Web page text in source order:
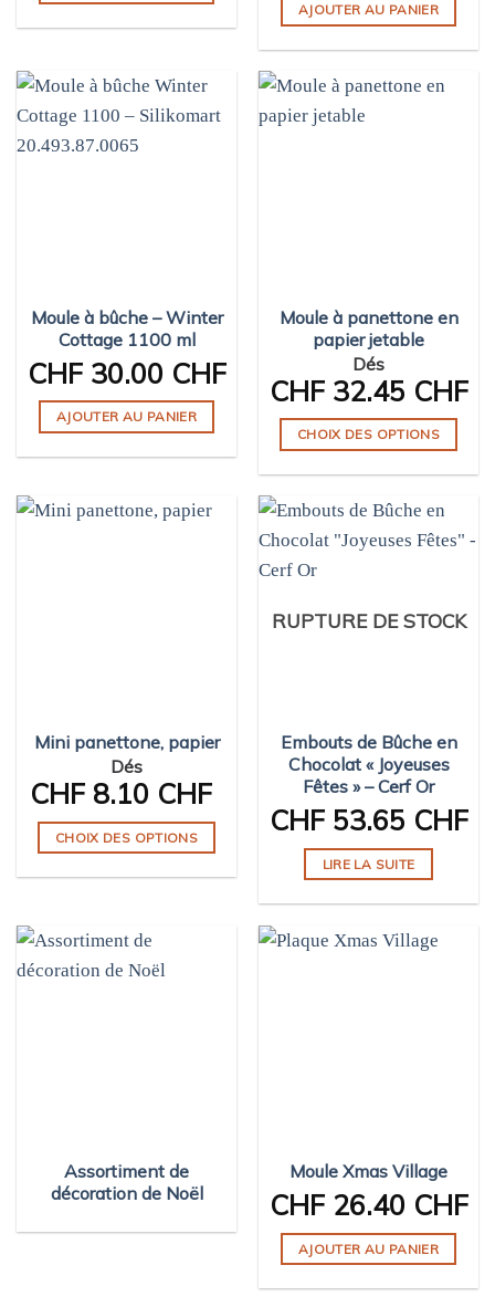
AJOUTER AU PANIER
Moule à bûche – Winter
Cottage 1100 ml
CHF30.00 CHF
AJOUTER AU PANIER
Moule à panettone en
papier jetable
Dés
CHF32.45 CHF
CHOIX DES OPTIONS
a
plusieurs
options
la
page
du
produit
Mini panettone, papier
Dés
CHF 8.10 CHF
CHOIX DES OPTIONS
plusieurs
variations.
page
du
RUPTURE DE STOCK
Embouts de Bûche en
Chocolat « Joyeuses
Fêtes » – Cerf Or
CHF53.65 CHF
LIRE LA SUITE
Assortiment de
décoration de Noël
Moule Xmas Village
CHF26.40 CHF
AJOUTER AU PANIER